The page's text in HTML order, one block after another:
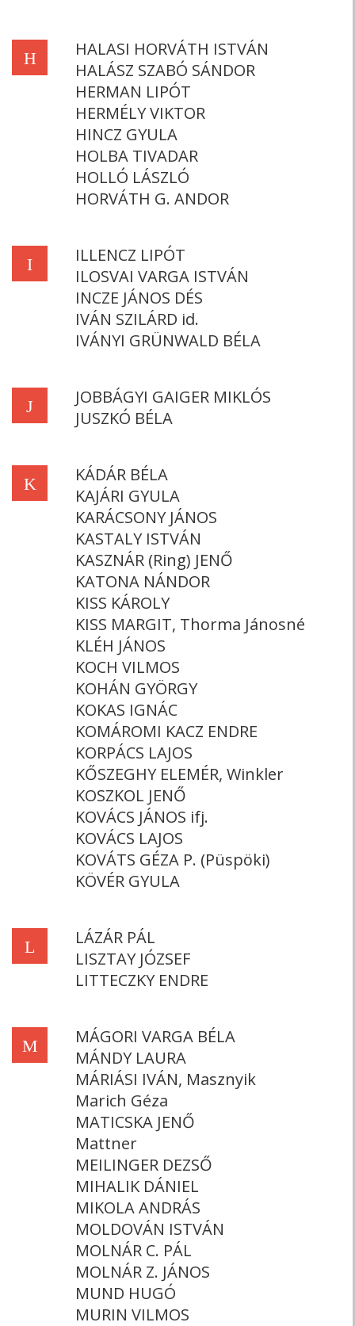
H
HALASI HORVÁTH ISTVÁN
HALÁSZ SZABÓ SÁNDOR
HERMAN LIPÓT
HERMÉLY VIKTOR
HINCZ GYULA
HOLBA TIVADAR
HOLLÓ LÁSZLÓ
HORVÁTH G. ANDOR
I
ILLENCZ LIPÓT
ILOSVAI VARGA ISTVÁN
INCZE JÁNOS DÉS
IVÁN SZILÁRD id.
IVÁNYI GRÜNWALD BÉLA
J
JOBBÁGYI GAIGER MIKLÓS
JUSZKÓ BÉLA
K
KÁDÁR BÉLA
KAJÁRI GYULA
KARÁCSONY JÁNOS
KASTALY ISTVÁN
KASZNÁR (Ring) JENŐ
KATONA NÁNDOR
KISS KÁROLY
KISS MARGIT, Thorma Jánosné
KLÉH JÁNOS
KOCH VILMOS
KOHÁN GYÖRGY
KOKAS IGNÁC
KOMÁROMI KACZ ENDRE
KORPÁCS LAJOS
KŐSZEGHY ELEMÉR, Winkler
KOSZKOL JENŐ
KOVÁCS JÁNOS ifj.
KOVÁCS LAJOS
KOVÁTS GÉZA P. (Püspöki)
KÖVÉR GYULA
L
LÁZÁR PÁL
LISZTAY JÓZSEF
LITTECZKY ENDRE
M
MÁGORI VARGA BÉLA
MÁNDY LAURA
MÁRIÁSI IVÁN, Masznyik
Marich Géza
MATICSKA JENŐ
Mattner
MEILINGER DEZSŐ
MIHALIK DÁNIEL
MIKOLA ANDRÁS
MOLDOVÁN ISTVÁN
MOLNÁR C. PÁL
MOLNÁR Z. JÁNOS
MUND HUGÓ
MURIN VILMOS